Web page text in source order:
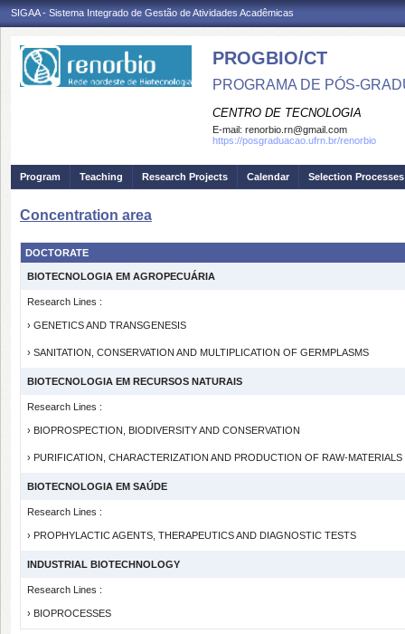
SIGAA - Sistema Integrado de Gestão de Atividades Acadêmicas
PROGBIO/CT
PROGRAMA DE PÓS-
CENTRO DE TECNOLOGIA
E-mail: renorbio.rn@gmail.com
https://posgraduacao.ufrn.br/renorbio
Program Teaching Research Projects Calendar Selection Processes
Concentration area
DOCTORATE
BIOTECNOLOGIA EM AGROPECUÁRIA
Research Lines :
› GENETICS AND TRANSGENESIS
› SANITATION, CONSERVATION AND MULTIPLICATION OF GERMPLASMS
BIOTECNOLOGIA EM RECURSOS NATURAIS
Research Lines :
› BIOPROSPECTION, BIODIVERSITY AND CONSERVATION
› PURIFICATION, CHARACTERIZATION AND PRODUCTION OF RAW-
BIOTECNOLOGIA EM SAÚDE
Research Lines :
› PROPHYLACTIC AGENTS, THERAPEUTICS AND DIAGNOSTIC TESTS
INDUSTRIAL BIOTECHNOLOGY
Research Lines :
› BIOPROCESSES